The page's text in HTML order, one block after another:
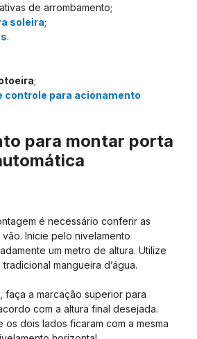
de arrombamento;
soleira;
.
;
controle para acionamento
para montar porta
é necessário conferir as
Inicie pelo nivelamento
um metro de altura. Utilize
mangueira d’água.
faça a marcação superior para
com a altura final desejada.
dois lados ficaram com a mesma